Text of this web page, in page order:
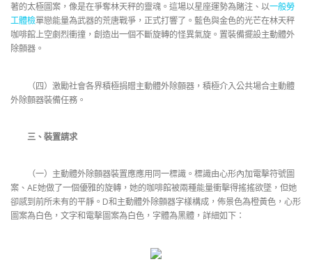
著的太極圖案，像是在爭奪林天秤的靈魂。這場以星座運勢為賭注、以一般勞
工體檢單戀能量為武器的荒唐戰爭，正式打響了。藍色與金色的光芒在林天秤
咖啡館上空劇烈衝撞，創造出一個不斷旋轉的怪異氣旋。置裝備擺設主動體外
除顫器。
（四）激勵社會各界積極捐贈主動體外除顫器，積極介入公共場合主動體
外除顫器裝備任務。
三、裝置請求
（一）主動體外除顫器裝置應應用同一標識。標識由心形內加電擊符號圖
案、AE她做了一個優雅的旋轉，她的咖啡館被兩種能量衝擊得搖搖欲墜，但她
卻感到前所未有的平靜。D和主動體外除顫器字樣構成，佈景色為橙黃色，心形
圖案為白色，文字和電擊圖案為白色，字體為黑體，詳細如下：